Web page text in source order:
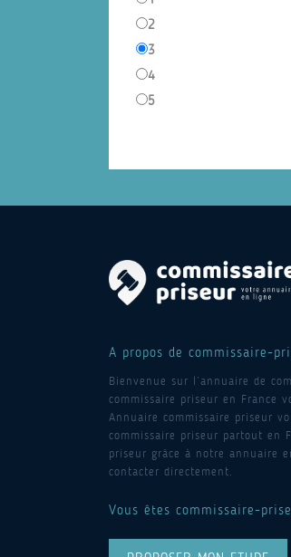
2
3
4
5
A propos de commissaire-
Bienvenue sur l’annuaire de
commissaire priseur en France
Annuaire commissaire priseur
commissaire priseur partout en
priseur grâce à notre annuaire
contacter directement.
Vous êtes commissaire-